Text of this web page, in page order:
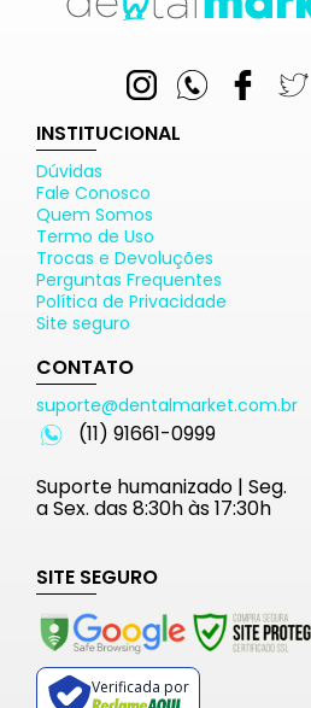
INSTITUCIONAL
Dúvidas
Fale Conosco
Quem Somos
Termo de Uso
Trocas e Devoluções
Perguntas Frequentes
Política de Privacidade
Site seguro
CONTATO
suporte@dentalmarket.com.br
(11) 91661-0999
Suporte humanizado | Seg.
a Sex. das 8:30h às 17:30h
SITE SEGURO
Verificada por